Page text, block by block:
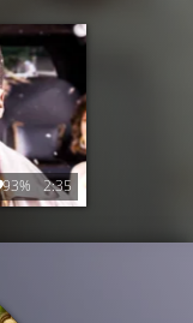
93% 2:35